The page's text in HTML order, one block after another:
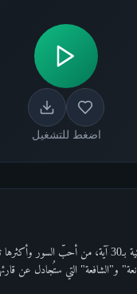
اضغط للتشغيل
سورة الملك سورة مكية بـ30 آية، من أحبّ
و"الشافعة" التي ستُجادل عن